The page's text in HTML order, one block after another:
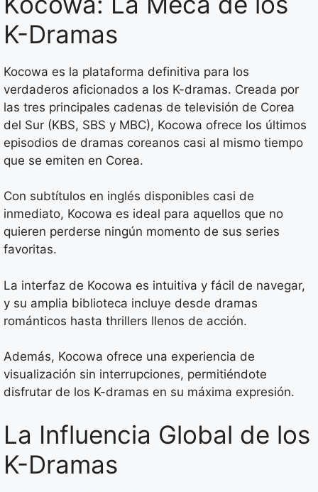
K-Dramas
Kocowa es la plataforma definitiva para los
verdaderos aficionados a los K-dramas. Creada por
las tres principales cadenas de televisión de Corea
del Sur (KBS, SBS y MBC), Kocowa ofrece los últimos
episodios de dramas coreanos casi al mismo tiempo
que se emiten en Corea.
Con subtítulos en inglés disponibles casi de
inmediato, Kocowa es ideal para aquellos que no
quieren perderse ningún momento de sus series
favoritas.
La interfaz de Kocowa es intuitiva y fácil de navegar,
y su amplia biblioteca incluye desde dramas
románticos hasta thrillers llenos de acción.
Además, Kocowa ofrece una experiencia de
visualización sin interrupciones, permitiéndote
disfrutar de los K-dramas en su máxima expresión.
La Influencia Global de los
K-Dramas